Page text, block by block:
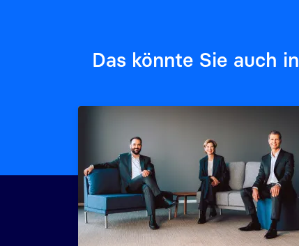
Das könnte Sie auch